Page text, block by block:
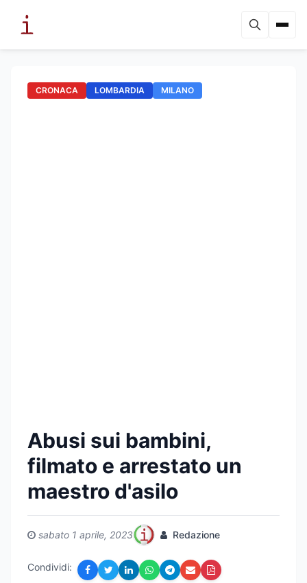
CRONACA LOMBARDIA MILANO
Abusi sui bambini,
filmato e arrestato un
maestro d'asilo
sabato 1 aprile, 2023 Redazione
Condividi: